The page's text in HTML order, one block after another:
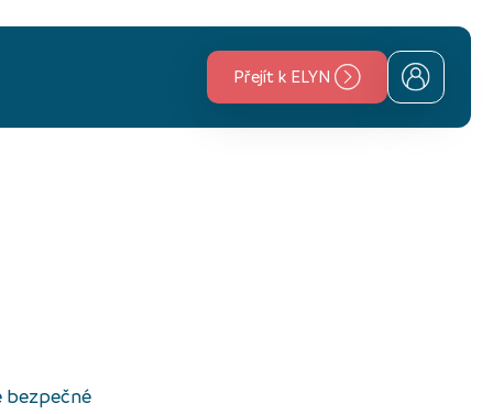
Přejít k ELYN
bezpečné